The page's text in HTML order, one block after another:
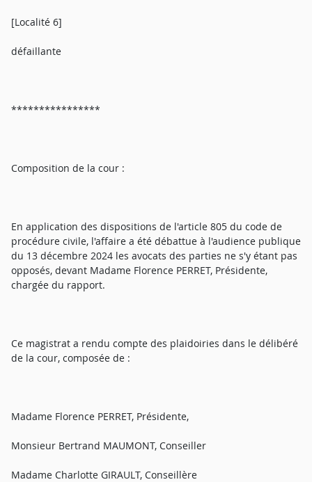
[Localité 6]
défaillante
****************
Composition de la cour :
En application des dispositions de l'article 805 du code de
procédure civile, l'affaire a été débattue à l'audience publique
du 13 décembre 2024 les avocats des parties ne s'y étant pas
opposés, devant Madame Florence PERRET, Présidente,
chargée du rapport.
Ce magistrat a rendu compte des plaidoiries dans le délibéré
de la cour, composée de :
Madame Florence PERRET, Présidente,
Monsieur Bertrand MAUMONT, Conseiller
Madame Charlotte GIRAULT, Conseillère